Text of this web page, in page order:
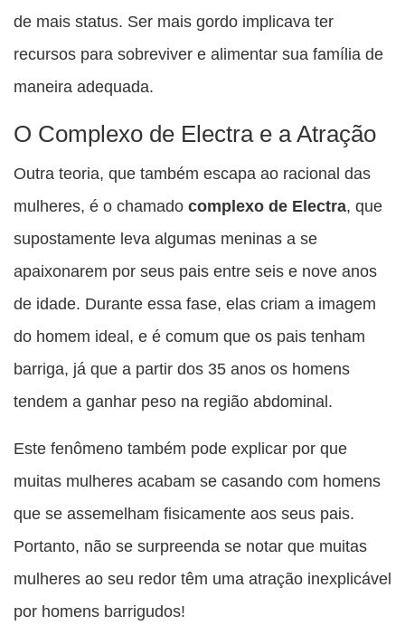
de mais status. Ser mais gordo implicava ter
recursos para sobreviver e alimentar sua família de
maneira adequada.
O Complexo de Electra e a Atração
Outra teoria, que também escapa ao racional das
mulheres, é o chamado complexo de Electra, que
supostamente leva algumas meninas a se
apaixonarem por seus pais entre seis e nove anos
de idade. Durante essa fase, elas criam a imagem
do homem ideal, e é comum que os pais tenham
barriga, já que a partir dos 35 anos os homens
tendem a ganhar peso na região abdominal.
Este fenômeno também pode explicar por que
muitas mulheres acabam se casando com homens
que se assemelham fisicamente aos seus pais.
Portanto, não se surpreenda se notar que muitas
mulheres ao seu redor têm uma atração inexplicável
por homens barrigudos!